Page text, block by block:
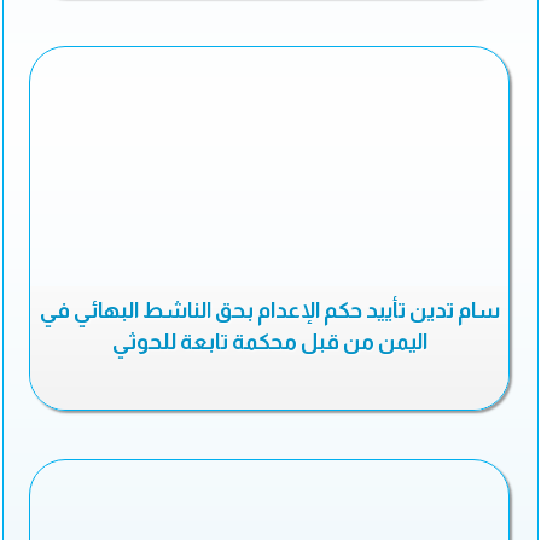
سام تدين تأييد حكم الإعدام بحق الناشط البهائي في
اليمن من قبل محكمة تابعة للحوثي